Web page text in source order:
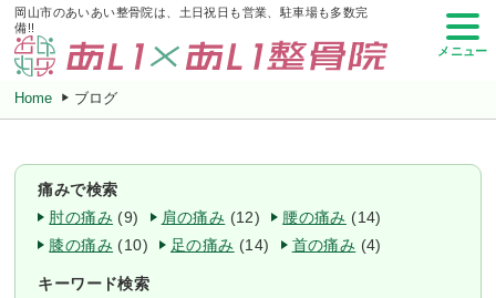
岡山市のあいあい整骨院は、土日祝日も営業、駐車場も多数完
備!!
メニュー
Home ブログ
痛みで検索
肘の痛み (9) 肩の痛み (12) 腰の痛み (14)
膝の痛み (10) 足の痛み (14) 首の痛み (4)
キーワード検索